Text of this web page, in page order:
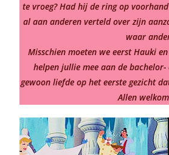
te vroeg? Had hij de ring op
al aan anderen verteld over zijn
waar
Misschien moeten we eerst Hauki
helpen jullie mee aan de
gewoon liefde op het eerste gezicht
Allen